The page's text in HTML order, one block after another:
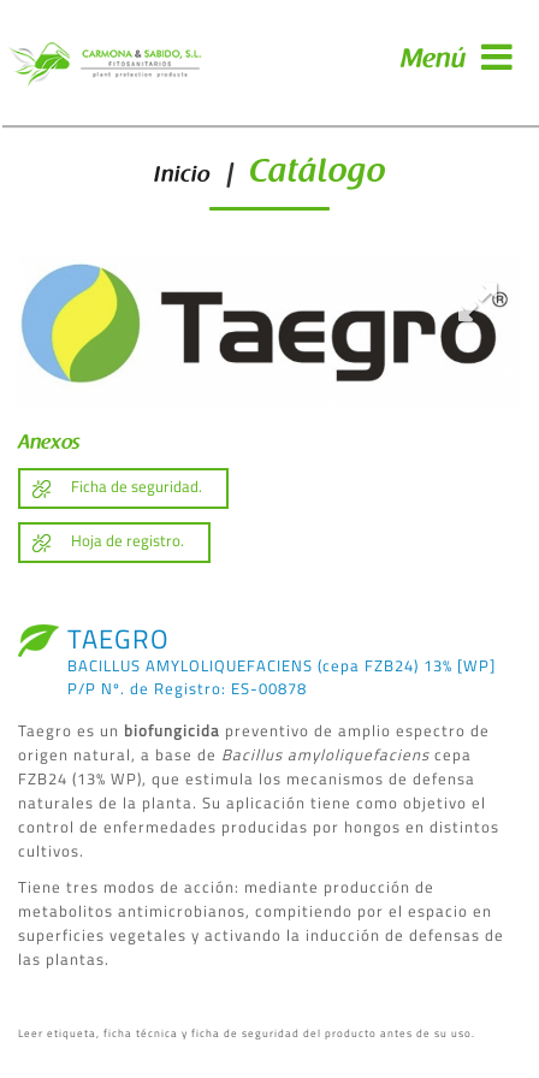
Menú
Inicio | Catálogo
Anexos
Ficha de seguridad.
Hoja de registro.
TAEGRO
BACILLUS AMYLOLIQUEFACIENS (cepa FZB24) 13% [WP]
P/P Nº. de Registro: ES-00878
Taegro es un biofungicida preventivo de amplio espectro de
origen natural, a base de Bacillus amyloliquefaciens cepa
FZB24 (13% WP), que estimula los mecanismos de defensa
naturales de la planta. Su aplicación tiene como objetivo el
control de enfermedades producidas por hongos en distintos
cultivos.
Tiene tres modos de acción: mediante producción de
metabolitos antimicrobianos, compitiendo por el espacio en
superficies vegetales y activando la inducción de defensas de
las plantas.
Leer etiqueta, ficha técnica y ficha de seguridad del producto antes de su uso.